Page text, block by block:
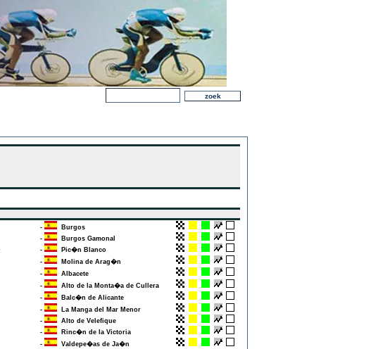
-
Burgos
-
Burgos Gamonal
-
Pic�n Blanco
-
Molina de Arag�n
-
Albacete
-
Alto de la Monta�a de Cullera
-
Balc�n de Alicante
-
La Manga del Mar Menor
-
Alto de Velefique
-
Rinc�n de la Victoria
-
Valdepe�as de Ja�n